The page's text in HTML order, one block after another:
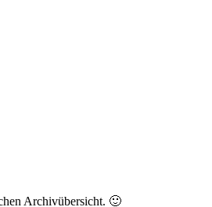
Archivübersicht. 🙂